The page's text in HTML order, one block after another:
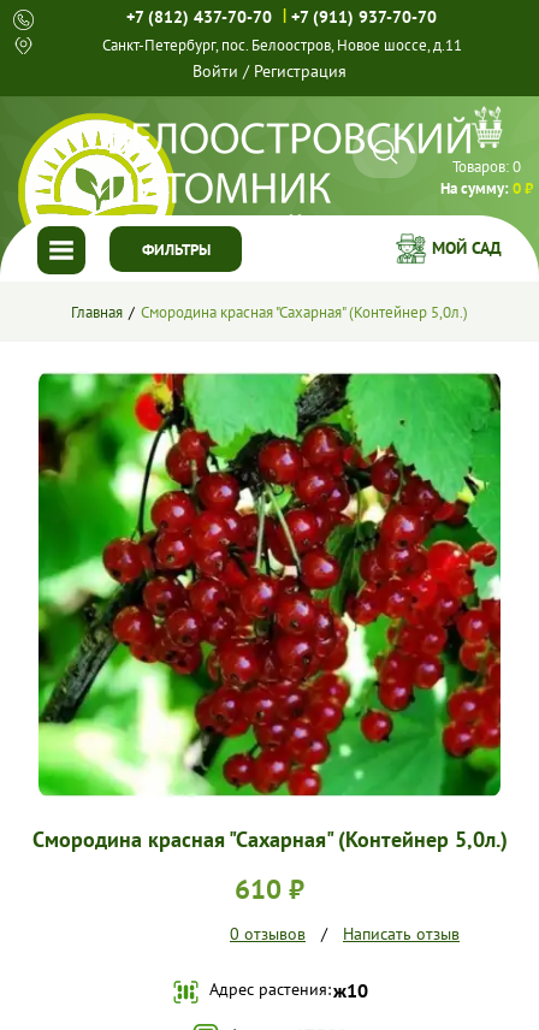
+7 (812) 437-70-70 | +7 (911) 937-70-70
Санкт-Петербург, пос. Белоостров, Новое шоссе, д.11
Войти / Регистрация
Товаров:0
На сумму:0 ₽
ФИЛЬТРЫ
ГЛАВНАЯ
СПЕЦПРЕДЛОЖЕНИЯ
ГОТОВЫЕ РЕШЕНИЯ
О НАС
УСЛОВИЯ РАБОТЫ
КОНТАКТЫ
МОЙ САД
Главная Смородина красная "Сахарная" (Контейнер 5,0л.)
Смородина красная "Сахарная" (Контейнер 5,0л.)
610 ₽
0 отзывов / Написать отзыв
Адрес растения:ж10